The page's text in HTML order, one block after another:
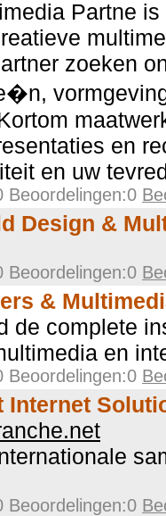
Partne
zoeken
en
en uw
Beoordelingen:0
Design &
Beoordelingen:0
&
de complete
en
Beoordelingen:0
Internet
Beoordelingen:0